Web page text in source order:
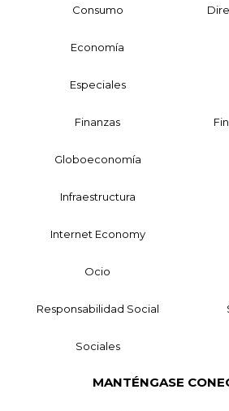
Consumo
Economía
Especiales
Finanzas
Globoeconomía
Infraestructura
Internet Economy
Ocio
Responsabilidad Social
Sociales
MANTÉNGASE